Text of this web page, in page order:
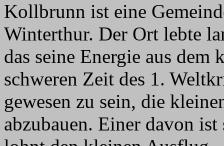
Kollbrunn ist eine
Winterthur. Der Ort lebte
das seine Energie aus
schweren Zeit des 1.
gewesen zu sein, die
abzubauen. Einer davon